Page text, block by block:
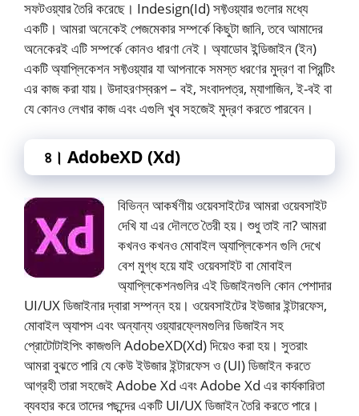
সফটওয়্যার তৈরি করেছে। Indesign(Id) সফ্টওয়্যার গুলোর মধ্যে
একটি। আমরা অনেকেই পেজমেকার সম্পর্কে কিছুটা জানি, তবে আমাদের
অনেকেরই এটি সম্পর্কে কোনও ধারণা নেই। অ্যাডোব ইন্ডিজাইন (ইন)
একটি অ্যাপ্লিকেশন সফ্টওয়্যার যা আপনাকে সমস্ত ধরণের মুদ্রণ বা প্রিন্টিং
এর কাজ করা যায়। উদাহরণস্বরূপ – বই, সংবাদপত্র, ম্যাগাজিন, ই-বই বা
যে কোনও লেখার কাজ এবং এগুলি খুব সহজেই মুদ্রণ করতে পারবেন।
৪। AdobeXD (Xd)
বিভিন্ন আকর্ষণীয় ওয়েবসাইটের আমরা ওয়েবসাইট
দেখি যা এর দৌলতে তৈরী হয়। শুধু তাই না? আমরা
কখনও কখনও মোবাইল অ্যাপ্লিকেশন গুলি দেখে
বেশ মুগ্ধ হয়ে যাই ওয়েবসাইট বা মোবাইল
অ্যাপ্লিকেশনগুলির এই ডিজাইনগুলি কোন পেশাদার
UI/UX ডিজাইনার দ্বারা সম্পন্ন হয়। ওয়েবসাইটের ইউজার ইন্টারফেস,
মোবাইল অ্যাপস এবং অন্যান্য ওয়্যারফ্লেমগুলির ডিজাইন সহ
প্রোটোটাইপিং কাজগুলি AdobeXD(Xd) দিয়েও করা হয়। সুতরাং
আমরা বুঝতে পারি যে কেউ ইউজার ইন্টারফেস ও (UI) ডিজাইন করতে
আগ্রহী তারা সহজেই Adobe Xd এবং Adobe Xd এর কার্যকারিতা
ব্যবহার করে তাদের পছন্দের একটি UI/UX ডিজাইন তৈরি করতে পারে।